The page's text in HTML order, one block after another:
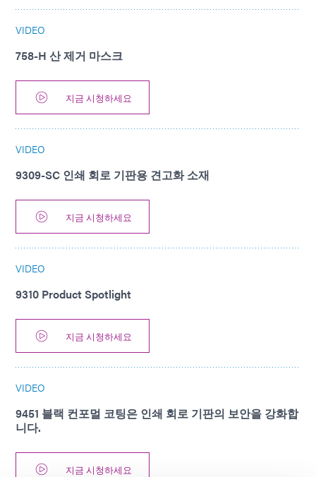
VIDEO
758-H 산 제거 마스크
지금 시청하세요
VIDEO
9309-SC 인쇄 회로 기판용 견고화 소재
지금 시청하세요
VIDEO
9310 Product Spotlight
지금 시청하세요
VIDEO
9451 블랙 컨포멀 코팅은 인쇄 회로 기판의 보안을 강화합
니다.
지금 시청하세요